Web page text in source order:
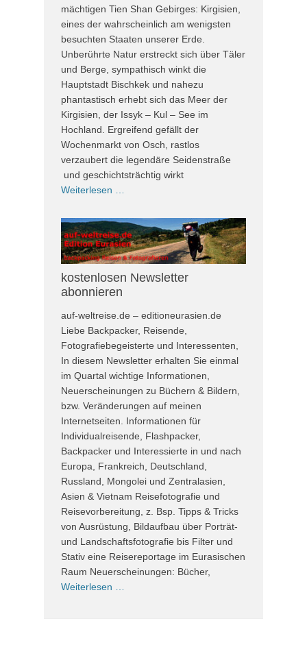
mächtigen Tien Shan Gebirges: Kirgisien,
eines der wahrscheinlich am wenigsten
besuchten Staaten unserer Erde.
Unberührte Natur erstreckt sich über Täler
und Berge, sympathisch winkt die
Hauptstadt Bischkek und nahezu
phantastisch erhebt sich das Meer der
Kirgisien, der Issyk – Kul – See im
Hochland. Ergreifend gefällt der
Wochenmarkt von Osch, rastlos
verzaubert die legendäre Seidenstraße
und geschichtsträchtig wirkt
Weiterlesen …
kostenlosen Newsletter
abonnieren
auf-weltreise.de – editioneurasien.de
Liebe Backpacker, Reisende,
Fotografiebegeisterte und Interessenten,
In diesem Newsletter erhalten Sie einmal
im Quartal wichtige Informationen,
Neuerscheinungen zu Büchern & Bildern,
bzw. Veränderungen auf meinen
Internetseiten. Informationen für
Individualreisende, Flashpacker,
Backpacker und Interessierte in und nach
Europa, Frankreich, Deutschland,
Russland, Mongolei und Zentralasien,
Asien & Vietnam Reisefotografie und
Reisevorbereitung, z. Bsp. Tipps & Tricks
von Ausrüstung, Bildaufbau über Porträt-
und Landschaftsfotografie bis Filter und
Stativ eine Reisereportage im Eurasischen
Raum Neuerscheinungen: Bücher,
Weiterlesen …